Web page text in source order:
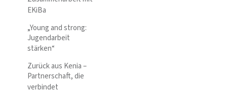
EKiBa
„Young and strong:
Jugendarbeit
stärken“
Zurück aus Kenia –
Partnerschaft, die
verbindet